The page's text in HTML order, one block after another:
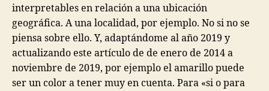
interpretables en relación a una ubicación
geográfica. A una localidad, por ejemplo. No si no se
piensa sobre ello. Y, adaptándome al año 2019 y
actualizando este artículo de de enero de 2014 a
noviembre de 2019, por ejemplo el amarillo puede
ser un color a tener muy en cuenta. Para «si o para